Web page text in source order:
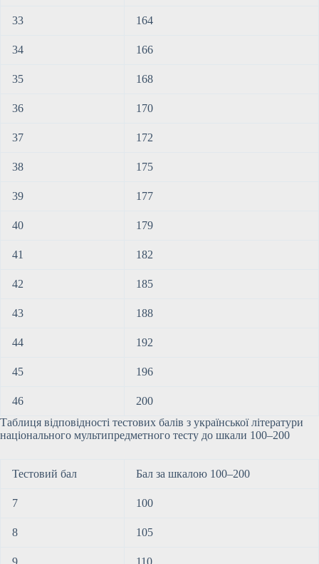
33 164
34 166
35 168
36 170
37 172
38 175
39 177
40 179
41 182
42 185
43 188
44 192
45 196
46
200
Таблиця відповідності тестових балів з української літератури
національного мультипредметного тесту до шкали 100–200
Тестовий бал Бал за шкалою 100–200
7 100
8 105
9 110